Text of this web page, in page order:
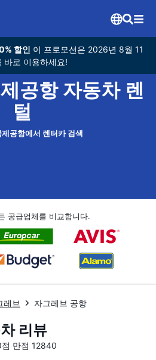
할인 이 프로모션은 2026년 8월 11
바로 이용하세요!
공항 자동차 렌
털
공항에서 렌터카 검색
공급업체를 비교합니다.
레브 자그레브 공항
리뷰
만점 12840